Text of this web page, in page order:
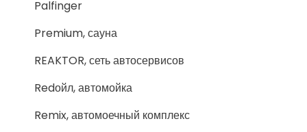
Palfinger
Premium, сауна
REAKTOR, сеть автосервисов
Redойл, автомойка
Remix, автомоечный комплекс